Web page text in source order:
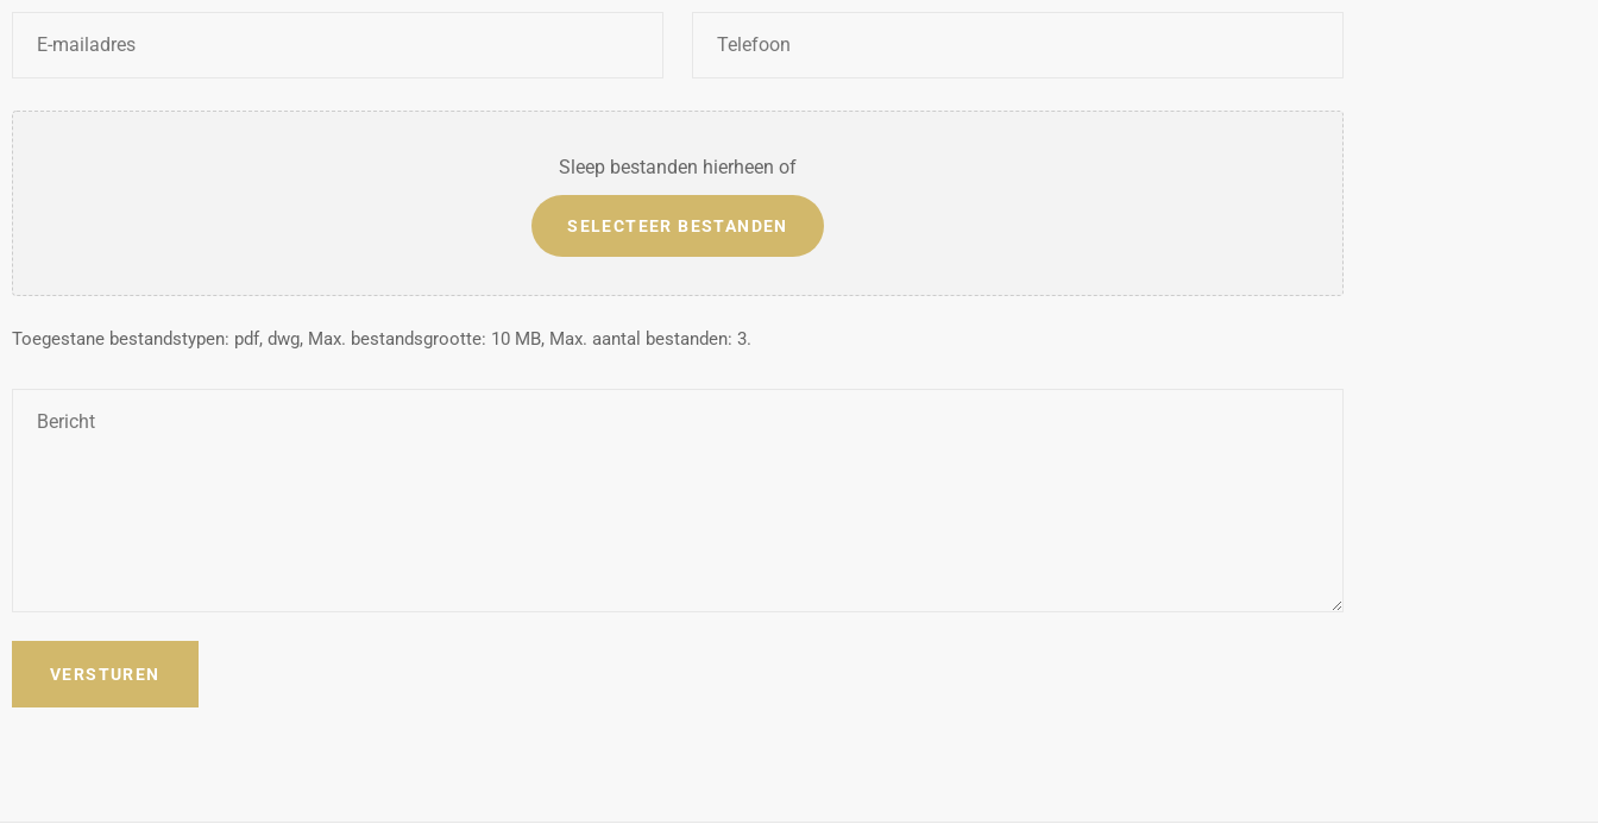
Bestanden
Sleep bestanden hierheen of
SELECTEER BESTANDEN
Toegestane bestandstypen: pdf, dwg, Max. bestandsgrootte: 10 MB, Max. aantal bestanden: 3.
VERSTUREN